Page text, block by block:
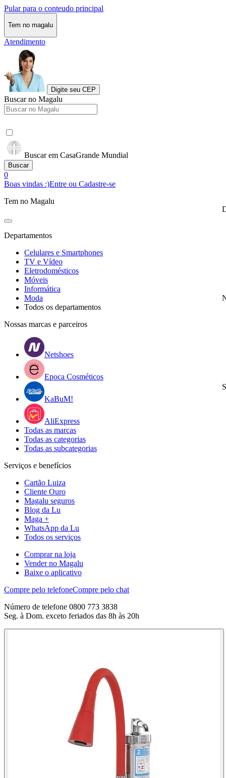
Pular para o conteudo principal
Tem no magalu
Atendimento
Digite seu CEP
Buscar no Magalu
Buscar em CasaGrande Mundial
Buscar
0
Boas vindas :)Entre ou Cadastre-se
Tem no Magalu
Departamentos
Celulares e Smartphones
TV e Vídeo
Eletrodomésticos
Móveis
Informática
Moda
Todos os departamentos
Nossas marcas e parceiros
Netshoes
Epoca Cosméticos
KaBuM!
AliExpress
Todas as marcas
Todas as categorias
Todas as subcategorias
Serviços e benefícios
Cartão Luiza
Cliente Ouro
Magalu seguros
Blog da Lu
Maga +
WhatsApp da Lu
Todos os serviços
Comprar na loja
Vender no Magalu
Baixe o aplicativo
Compre pelo telefoneCompre pelo chat
Número de telefone 0800 773 3838
Seg. à Dom. exceto feriados das 8h às 20h